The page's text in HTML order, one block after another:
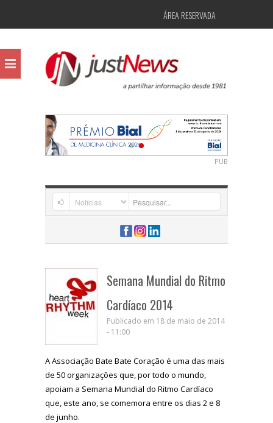
ÁREA RESERVADA
PUB
Semana Mundial do Ritmo
Cardíaco 2014
Publicado em 18 de maio de 2014
- 11:00
A Associação Bate Bate Coração é uma das mais
de 50 organizações que, por todo o mundo,
apoiam a Semana Mundial do Ritmo Cardíaco
que, este ano, se comemora entre os dias 2 e 8
de junho.